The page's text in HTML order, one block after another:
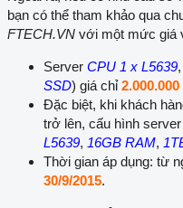
bạn có thể tham khảo qua
FTECH.VN với một mức giá
Server CPU 1 x L5639,
SSD) giá chỉ
Đặc biệt, khi khách
trở lên, cấu hình
L5639, 16GB RAM,
Thời gian áp dụng: từ
30/9/2015.